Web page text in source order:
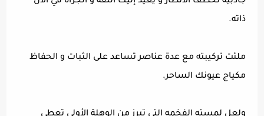
ذاته.
ملئت تركيبته مع عدة عناصر تساعد على الثبات و الحفاظ
مكياج عيونك الساحر.
ولعل لمسته الفخمه التي تبرز من الوهلة الأولى تعطي